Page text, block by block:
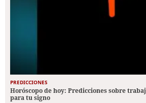
PREDICCIONES
Horóscopo de hoy: Predicciones sobre
para tu signo